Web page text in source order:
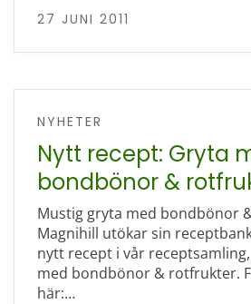
27 JUNI 2011
NYHETER
Nytt recept: Gryta
bondbönor &
Mustig gryta med bondbönor
Magnihill utökar sin
nytt recept i vår
med bondbönor & rotfrukter.
här:…